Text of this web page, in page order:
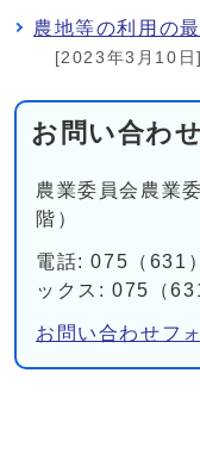
農地等の利用の
[2023年3月10日]
お問い合わせ
農業委員会農業
階）
電話: 075（631
ックス: 075（
お問い合わせフ